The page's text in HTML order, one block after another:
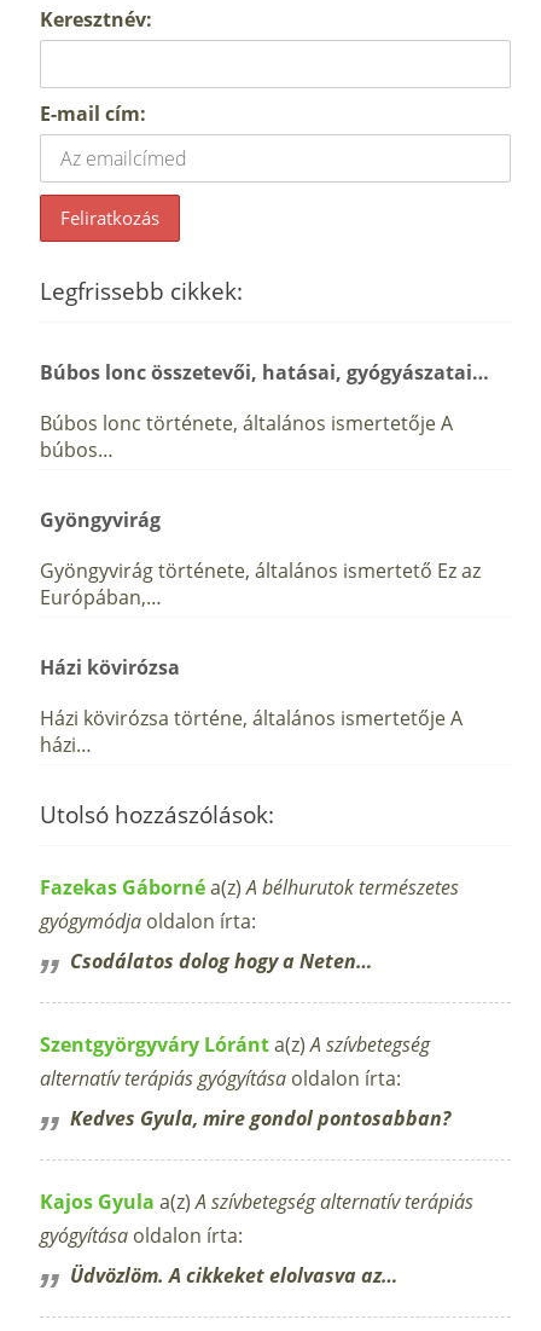
Keresztnév:
E-mail cím:
Legfrissebb cikkek:
Búbos lonc összetevői, hatásai, gyógyászatai…
Búbos lonc története, általános ismertetője A
búbos…
Gyöngyvirág
Gyöngyvirág története, általános ismertető Ez az
Európában,…
Házi kövirózsa
Házi kövirózsa történe, általános ismertetője A
házi…
Utolsó hozzászólások:
Fazekas Gábornéa(z)A bélhurutok természetes
gyógymódja oldalon írta:
Csodálatos dolog hogy a Neten…
Szentgyörgyváry Lóránta(z)A szívbetegség
alternatív terápiás gyógyítása oldalon írta:
Kedves Gyula, mire gondol pontosabban?
Kajos Gyula a(z)A szívbetegség alternatív terápiás
gyógyítása oldalon írta:
Üdvözlöm. A cikkeket elolvasva az…